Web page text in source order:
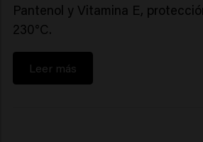
Pantenol y Vitamina E,
230°C.
Leer más